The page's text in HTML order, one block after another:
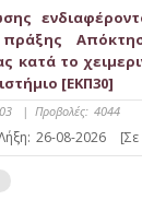
κατά το
[ΕΚΠ30]
| Προβολές: 4044
26-08-2026 [Σε